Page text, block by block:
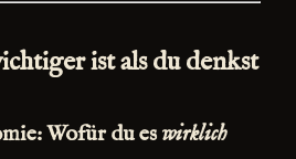
ist als du denkst
Wofür du es wirklich